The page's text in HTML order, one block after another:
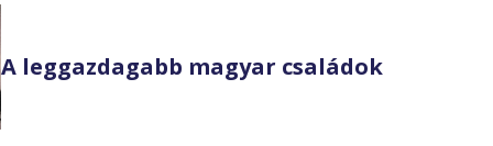
A leggazdagabb magyar családok